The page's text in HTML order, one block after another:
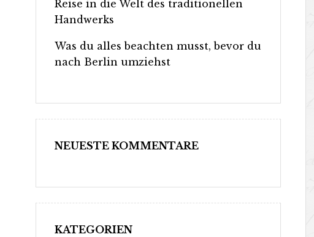
Reise in die Welt des traditionellen
Handwerks
Was du alles beachten musst, bevor du
nach Berlin umziehst
NEUESTE KOMMENTARE
KATEGORIEN